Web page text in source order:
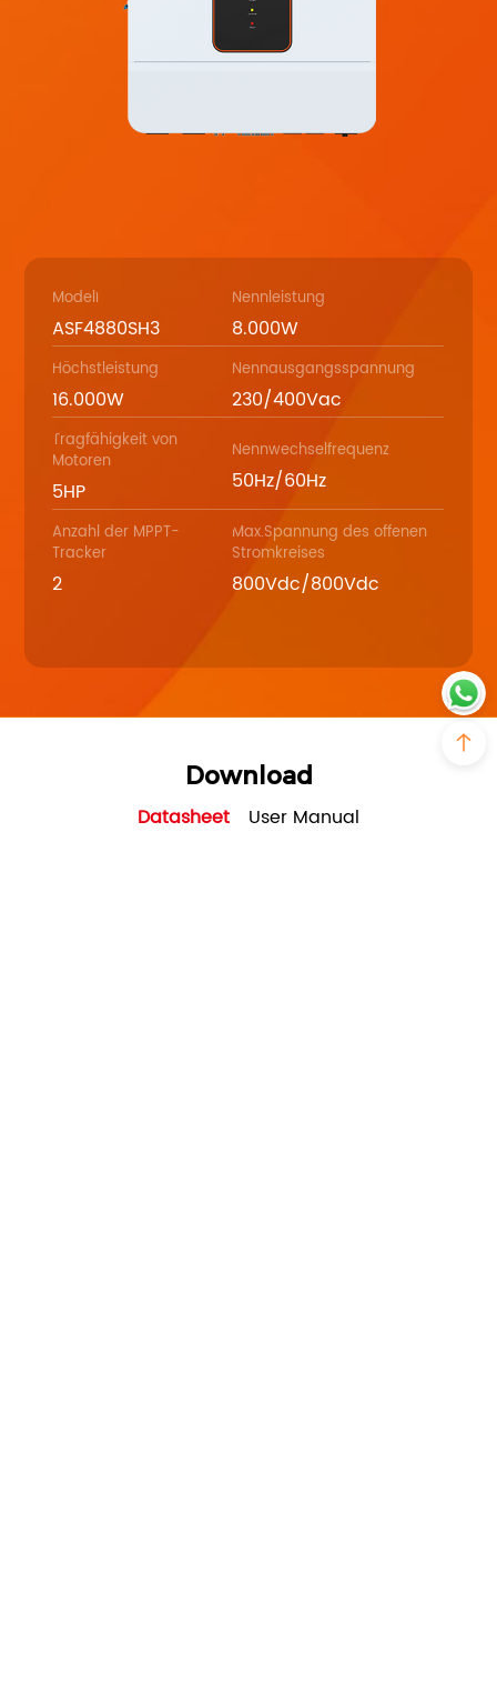
Modell
ASF4880SH3
Nennleistung
8.000W
Höchstleistung
16.000W
Nennausgangsspannung
230/400Vac
Tragfähigkeit von
Motoren
5HP
Nennwechselfrequenz
50Hz/60Hz
Anzahl der MPPT-
Tracker
2
Max.Spannung des offenen
Stromkreises
800Vdc/800Vdc
Download
Datasheet User Manual